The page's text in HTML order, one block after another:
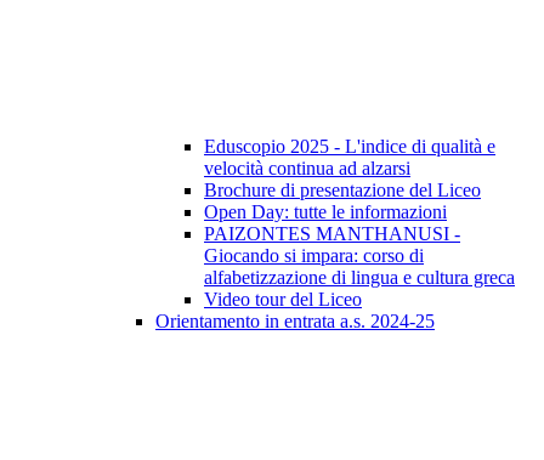
Eduscopio 2025 - L'indice di qualità e
velocità continua ad alzarsi
Brochure di presentazione del Liceo
Open Day: tutte le informazioni
PAIZONTES MANTHANUSI -
Giocando si impara: corso di
alfabetizzazione di lingua e cultura greca
Video tour del Liceo
Orientamento in entrata a.s. 2024-25